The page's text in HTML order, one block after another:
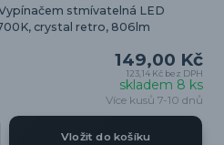
Vypínačem stmívatelná LED
crystal retro, 806lm
149,00 Kč
123,14 Kč bez DPH
skladem 8 ks
Více kusů 7-10 dnů
Vložit do košíku